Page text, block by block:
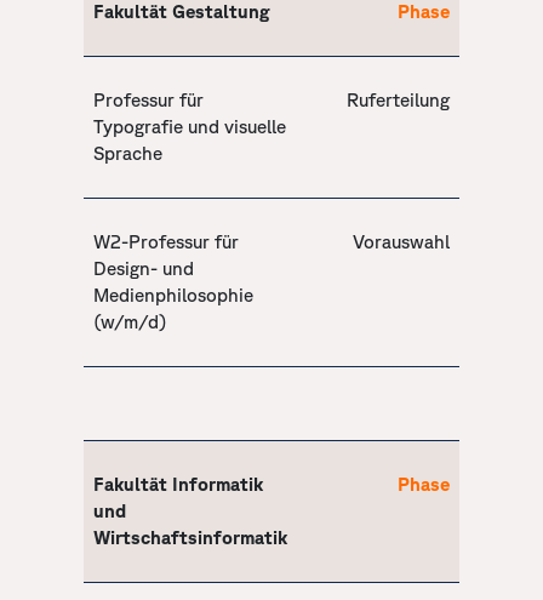
Fakultät Gestaltung Phase
Professur für
Typografie und visuelle
Sprache
Ruferteilung
W2-Professur für
Design- und
Medienphilosophie
(w/m/d)
Vorauswahl
Fakultät Informatik
und
Wirtschaftsinformatik
Phase